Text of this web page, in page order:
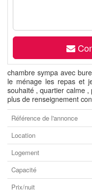
chambre sympa avec
le ménage les repas et
souhaité , quartier calme
plus de renseignement
Référence de l'annonce
Location
Logement
Capacité
Prix/nuit